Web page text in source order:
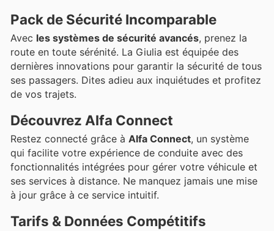
Pack de Sécurité Incomparable
Avec les systèmes de sécurité avancés, prenez la
route en toute sérénité. La Giulia est équipée des
dernières innovations pour garantir la sécurité de tous
ses passagers. Dites adieu aux inquiétudes et profitez
de vos trajets.
Découvrez Alfa Connect
Restez connecté grâce à Alfa Connect, un système
qui facilite votre expérience de conduite avec des
fonctionnalités intégrées pour gérer votre véhicule et
ses services à distance. Ne manquez jamais une mise
à jour grâce à ce service intuitif.
Tarifs & Données Compétitifs